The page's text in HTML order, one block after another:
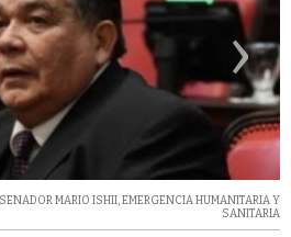
›
SENADOR MARIO ISHII,EMERGENCIA HUMANITARIA Y
SANITARIA